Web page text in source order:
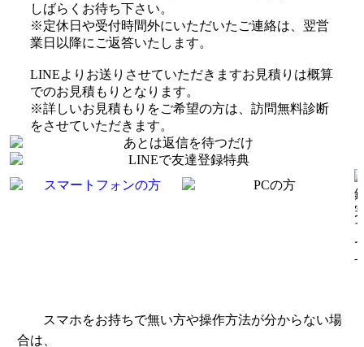
しばらくお待ち下さい。
※定休日や受付時間外にいただいたご連絡は、翌営
業日以降にご返答いたします。
LINEよりお送りさせていただきますお見積りは概算
でのお見積もりとなります。
※詳しいお見積もりをご希望の方は、訪問無料診断
をさせていただきます。
スマホをお持ちで無い方や操作方法が分からない場
合は、